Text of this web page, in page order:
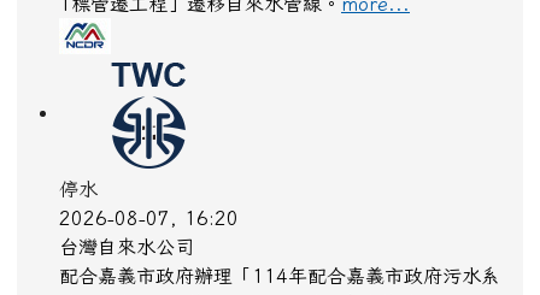
1標管遷工程」遷移自來水管線。 more...
停水
2026-08-07, 16:20
台灣自來水公司
配合嘉義市政府辦理「114年配合嘉義市政府污水系